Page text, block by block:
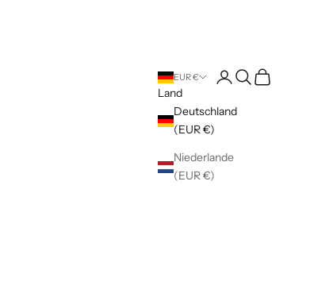
EUR €
Land
Deutschland
(EUR €)
Niederlande
(EUR €)
Anmelden
SuchenWarenkorb